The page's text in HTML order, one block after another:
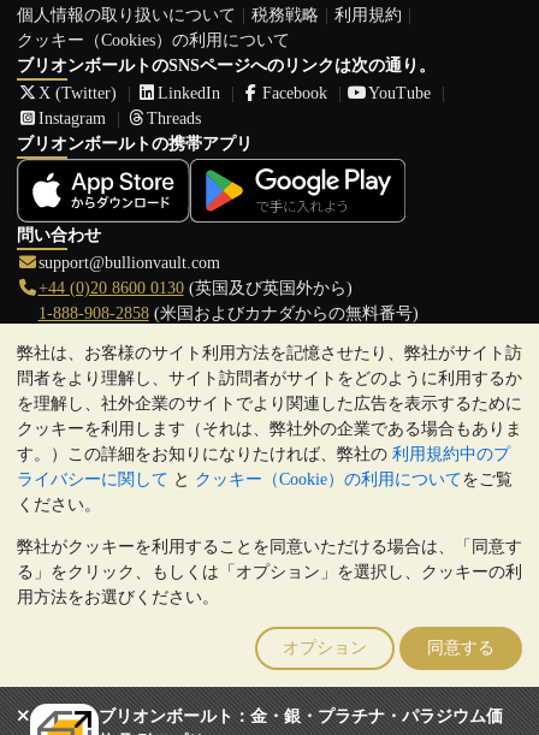
弊社は、お客様のサイト利用方法を記憶させたり、弊社がサイト訪
問者をより理解し、サイト訪問者がサイトをどのように利用するか
を理解し、社外企業のサイトでより関連した広告を表示するために
クッキーを利用します（それは、弊社外の企業である場合もありま
す。）この詳細をお知りになりたければ、弊社の 利用規約中のプ
ライバシーに関して と クッキー（Cookie）の利用についてをご覧
ください。
弊社がクッキーを利用することを同意いただける場合は、「同意す
る」をクリック、もしくは「オプション」を選択し、クッキーの利
用方法をお選びください。
オプション 同意する
ブリオンボールト：金・銀・プラチナ・パラジウム価
個人情報の取り扱いについて
税務戦略
利用規約
クッキー（Cookies）の利用について
ブリオンボールトのSNSページへのリンクは次の通り。
X (Twitter)
LinkedIn Facebook
YouTube
Instagram
Threads
ブリオンボールトの携帯アプリ
問い合わせ
support@bullionvault.com
+44 (0)20 8600 0130(英国及び英国外から)
1-888-908-2858(米国およびカナダからの無料番号)
クリックして通話を開始
営業時間:
9:00～20:30 (英国), 月曜日から金曜日
17:00～2:30（日本時間）, 月曜日から金曜日
Galmarley Ltd T/A BullionVault
3 Shortlands (7th Floor)
London
W6 8DA
United Kingdom
貴金属の価値は下落することもあれば上昇することもありま
す。過去の傾向は、将来の価格の動きを保証するものではありませ
ん。BullionVaultのウェブサイト上、もしくはBullionVaultとのコミ
ュニケーション上のいかなる内容も、投資に関する助言ではありま
せん。顧客は、金及び銀地金を所有することが適切かどうかを判断